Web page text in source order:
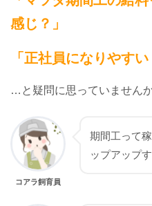
感じ？」
「正社員になりやすい
…と疑問に思っていません
コアラ飼育員
期間工って
ップアップ